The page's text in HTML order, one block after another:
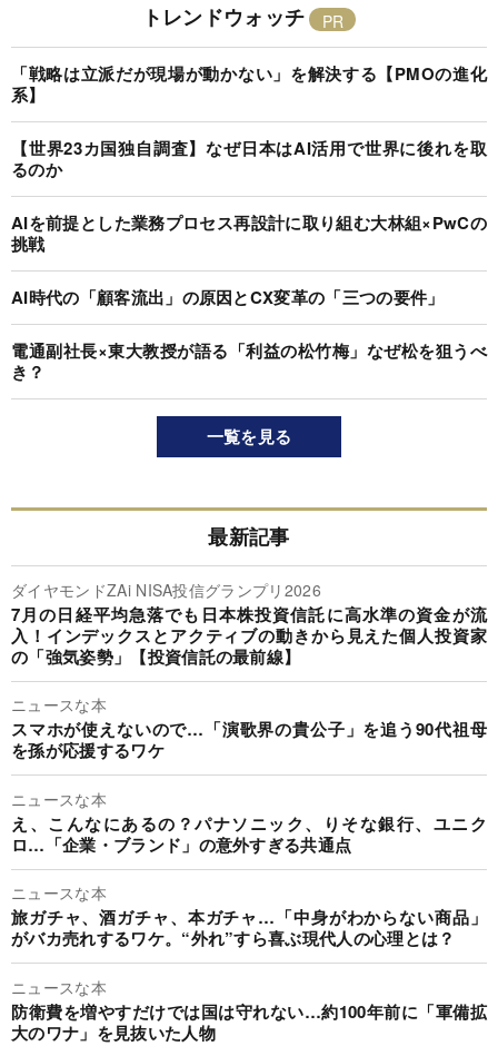
トレンドウォッチ
「戦略は立派だが現場が動かない」を解決する【PMOの進化
系】
【世界23カ国独自調査】なぜ日本はAI活用で世界に後れを取
るのか
AIを前提とした業務プロセス再設計に取り組む大林組×PwCの
挑戦
AI時代の「顧客流出」の原因とCX変革の「三つの要件」
電通副社長×東大教授が語る「利益の松竹梅」なぜ松を狙うべ
き？
一覧を見る
最新記事
ダイヤモンドZAi NISA投信グランプリ2026
7月の日経平均急落でも日本株投資信託に高水準の資金が流
入！インデックスとアクティブの動きから見えた個人投資家
の「強気姿勢」【投資信託の最前線】
ニュースな本
スマホが使えないので…「演歌界の貴公子」を追う90代祖母
を孫が応援するワケ
ニュースな本
え、こんなにあるの？パナソニック、りそな銀行、ユニク
ロ…「企業・ブランド」の意外すぎる共通点
ニュースな本
旅ガチャ、酒ガチャ、本ガチャ…「中身がわからない商品」
がバカ売れするワケ。“外れ”すら喜ぶ現代人の心理とは？
ニュースな本
防衛費を増やすだけでは国は守れない…約100年前に「軍備拡
大のワナ」を見抜いた人物